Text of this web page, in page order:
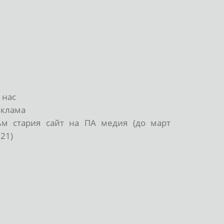
нас
стария сайт на ПА медия (до март